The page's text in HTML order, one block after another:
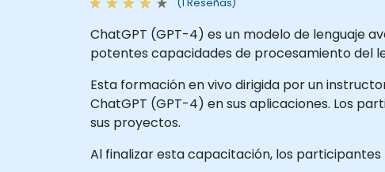
(1 Reseñas)
ChatGPT (GPT-4) es un modelo de lenguaje
potentes capacidades de procesamiento del
Esta formación en vivo dirigida por un
ChatGPT (GPT-4) en sus aplicaciones. Los
sus proyectos.
Al finalizar esta capacitación, los participantes